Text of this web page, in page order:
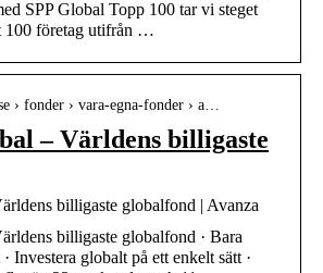
SPP Global Topp 100 tar vi steget
100 företag utifrån …
› fonder › vara-egna-fonder › a…
– Världens billigaste
billigaste globalfond | Avanza
billigaste globalfond · Bara
Investera globalt på ett enkelt sätt ·